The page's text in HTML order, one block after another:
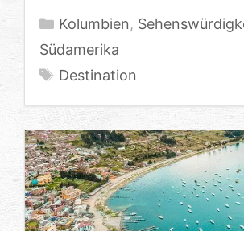
Kategorien
Kolumbien,
Südamerika
Schlagwörter
Destination